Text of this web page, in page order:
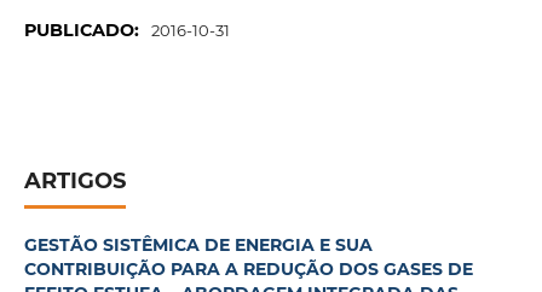
PUBLICADO: 2016-10-31
ARTIGOS
GESTÃO SISTÊMICA DE ENERGIA E SUA
CONTRIBUIÇÃO PARA A REDUÇÃO DOS GASES DE